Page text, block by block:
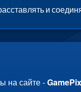
и
на сайте -